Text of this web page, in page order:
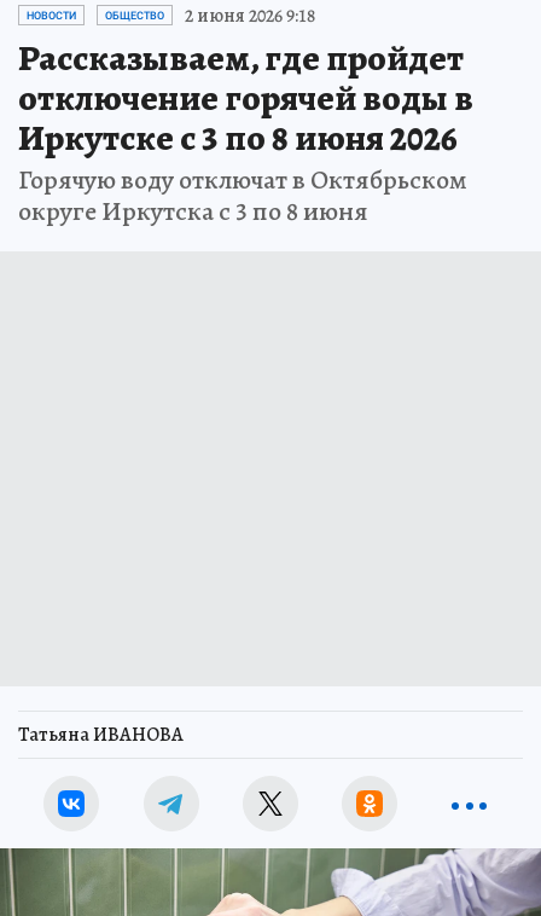
НОВОСТИ ОБЩЕСТВО 2 июня 2026 9:18
Рассказываем, где пройдет
отключение горячей воды в
Иркутске с 3 по 8 июня 2026
Горячую воду отключат в Октябрьском
округе Иркутска с 3 по 8 июня
Татьяна ИВАНОВА